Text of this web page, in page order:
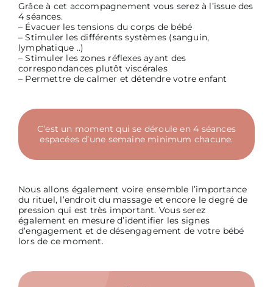
Grâce à cet accompagnement vous serez à l’issue des
4 séances.
– Évacuer les tensions du corps de bébé
– Stimuler les différents systèmes (sanguin,
lymphatique ..)
– Stimuler les zones réflexes ayant des
correspondances plutôt viscérales
– Permettre de calmer et détendre votre enfant
C’est un moment qui se déroule en 4 séances
espacées d’une semaine minimum chacune.
Nous allons également voire ensemble l’importance
du rituel, l’endroit du massage et encore le degré de
pression qui est très important. Vous serez
également en mesure d’identifier les signes
d’engagement et de désengagement de votre bébé
lors de ce moment.